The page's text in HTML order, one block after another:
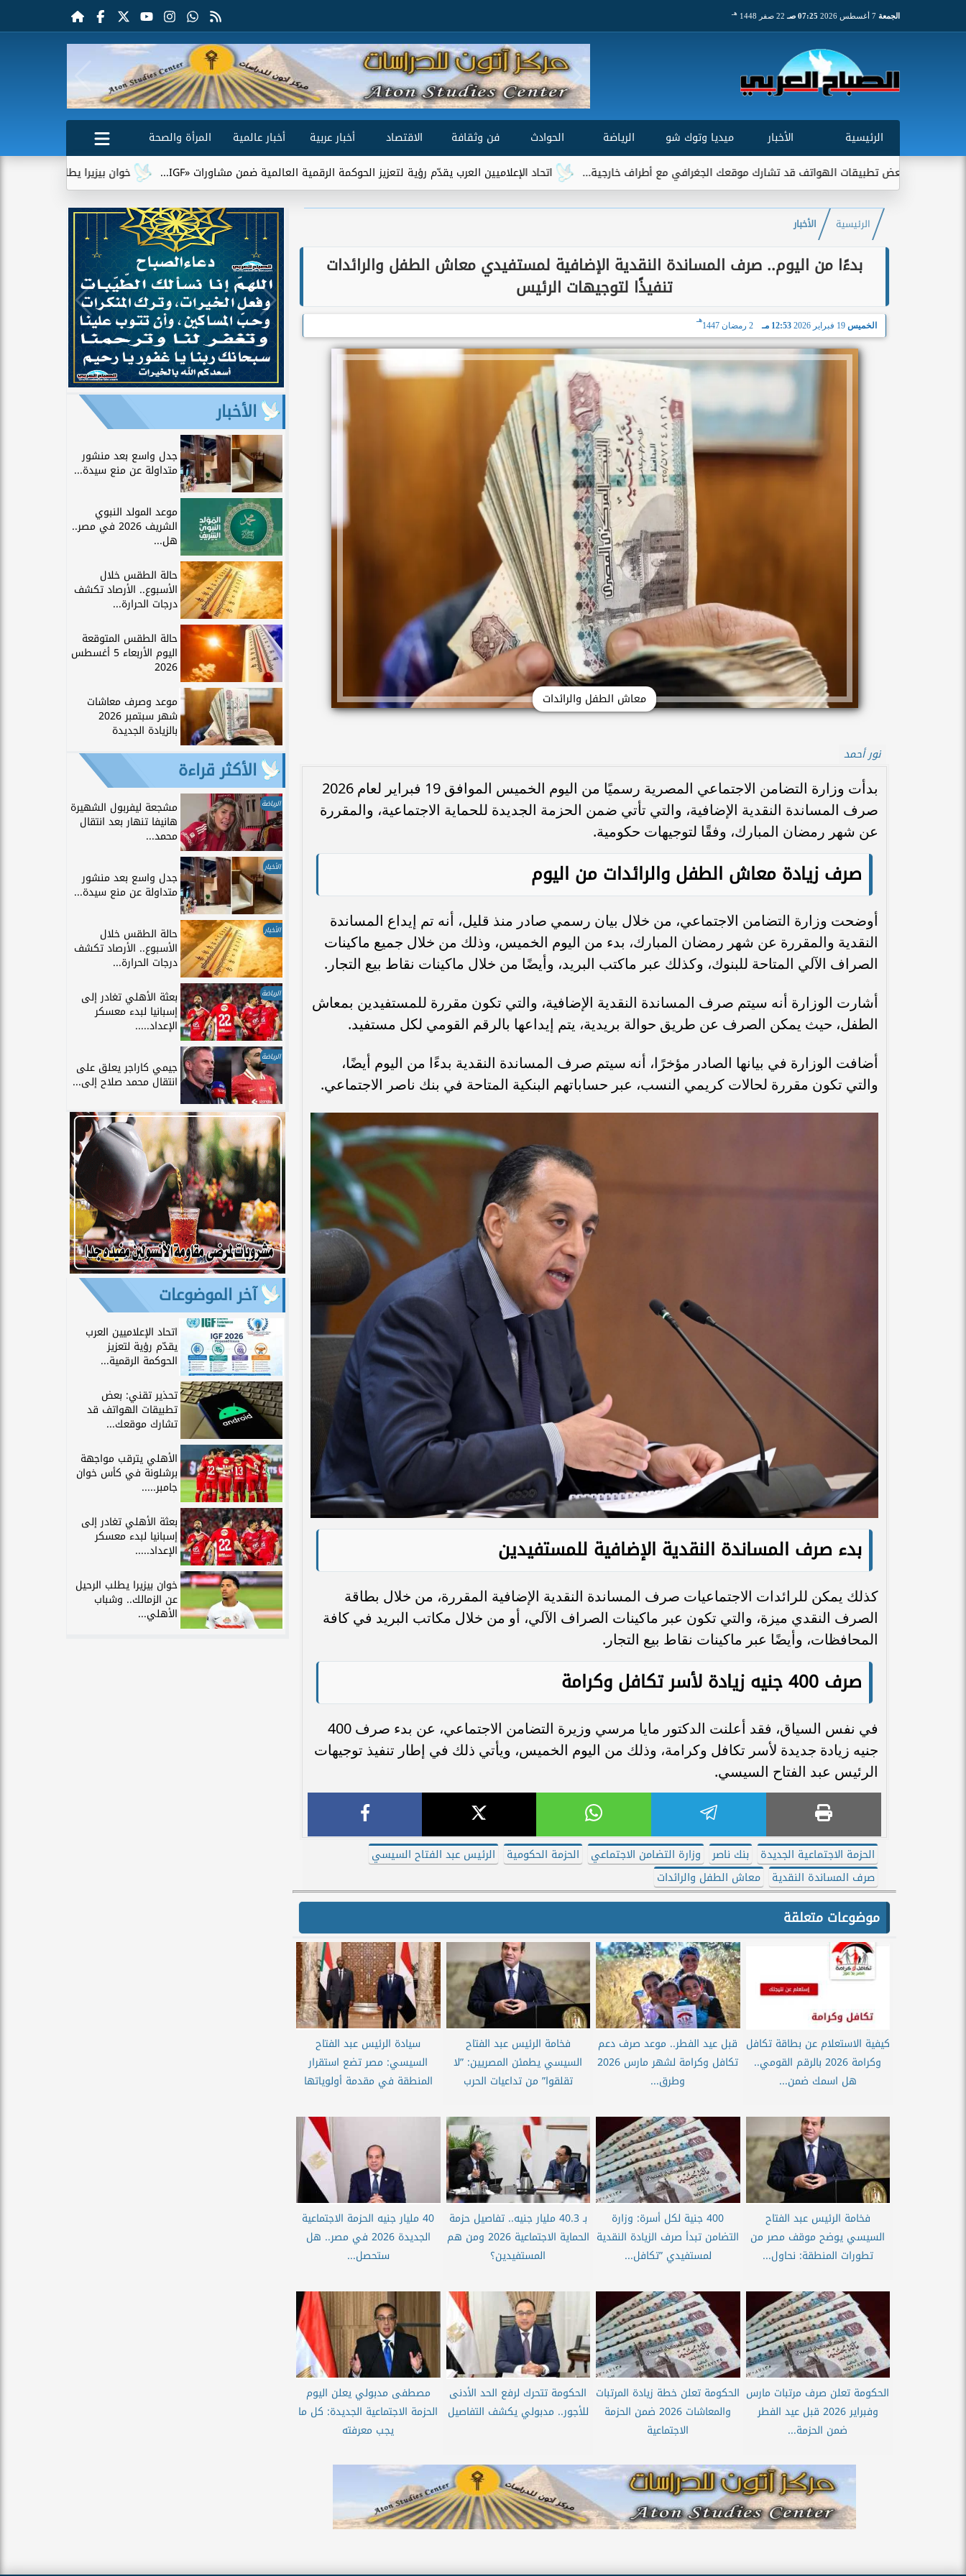
الجمعة 07:25 صـ 22 صفر 1448 هـ
الرئيسية الأخبار ميديا وتوك شو الرياضة الحوادث فن وثقافة الاقتصاد أخبار عربية أخبار عالمية
المرأة والصحة
خوان بيزيرا يطلب الرحيل عن الزمالك..
اتحاد الإعلاميين العرب يقدّم رؤية لتعزيز الحوكمة الرقمية العالمية ضمن مشاورات «IGF... تطبيقات الهواتف قد تشارك موقعك الجغرافي مع أطراف خارجية...
الرئيسية الأخبار
بدءًا من اليوم.. صرف المساندة النقدية الإضافية لمستفيدي معاش الطفل والرائدات
تنفيذًا لتوجيهات الرئيس
الخميس 19 فبراير 2026 12:53 مـ 2 رمضان 1447
هـ
معاش الطفل والرائدات
نور أحمد
بدأت وزارة التضامن الاجتماعي المصرية رسميًا من اليوم الخميس الموافق 19 فبراير لعام 2026
صرف المساندة النقدية الإضافية، والتي تأتي ضمن الحزمة الجديدة للحماية الاجتماعية، والمقررة
عن شهر رمضان المبارك، وفقًا لتوجيهات حكومية.
صرف زيادة معاش الطفل والرائدات من اليوم
أوضحت وزارة التضامن الاجتماعي، من خلال بيان رسمي صادر منذ قليل، أنه تم إيداع المساندة
النقدية والمقررة عن شهر رمضان المبارك، بدء من اليوم الخميس، وذلك من خلال جميع ماكينات
الصراف الآلي المتاحة للبنوك، وكذلك عبر ماكتب البريد، وأيضًا من خلال ماكينات نقاط بيع التجار.
أشارت الوزارة أنه سيتم صرف المساندة النقدية الإضافية، والتي تكون مقررة للمستفيدين بمعاش
الطفل، حيث يمكن الصرف عن طريق حوالة بريدية، يتم إيداعها بالرقم القومي لكل مستفيد.
أضافت الوزارة في بيانها الصادر مؤخرًا، أنه سيتم صرف المساندة النقدية بدءًا من اليوم أيضًا،
والتي تكون مقررة لحالات كريمي النسب، عبر حساباتهم البنكية المتاحة في بنك ناصر الاجتماعي.
بدء صرف المساندة النقدية الإضافية للمستفيدين
كذلك يمكن للرائدات الاجتماعيات صرف المساندة النقدية الإضافية المقررة، من خلال بطاقة
الصرف النقدي ميزة، والتي تكون عبر ماكينات الصراف الآلي، أو من خلال مكاتب البريد في كافة
المحافظات، وأيضًا عبر ماكينات نقاط بيع التجار.
صرف 400 جنيه زيادة لأسر تكافل وكرامة
في نفس السياق، فقد أعلنت الدكتور مايا مرسي وزيرة التضامن الاجتماعي، عن بدء صرف 400
جنيه زيادة جديدة لأسر تكافل وكرامة، وذلك من اليوم الخميس، ويأتي ذلك في إطار تنفيذ توجيهات
الرئيس عبد الفتاح السيسي.
الحزمة الاجتماعية الجديدة بنك ناصر وزارة التضامن الاجتماعي الحزمة الحكومية
الرئيس عبد الفتاح السيسي
صرف المساندة النقدية
معاش الطفل والرائدات
موضوعات متعلقة
كيفية الاستعلام عن بطاقة تكافل
وكرامة 2026 بالرقم القومي..
هل اسمك ضمن...
قبل عيد الفطر.. موعد صرف دعم
تكافل وكرامة لشهر مارس 2026
وطرق...
فخامة الرئيس عبد الفتاح
السيسي يطمئن المصريين: ”لا
تقلقوا” من تداعيات الحرب
سيادة الرئيس عبد الفتاح
السيسي: مصر تضع استقرار
المنطقة في مقدمة أولوياتها
فخامة الرئيس عبد الفتاح
السيسي يوضح موقف مصر من
تطورات المنطقة: نحاول...
400 جنية لكل أسرة: وزارة
التضامن تبدأ صرف الزيادة النقدية
لمستفيدي ”تكافل...
بـ 40.3 مليار جنيه.. تفاصيل حزمة
الحماية الاجتماعية 2026 ومن هم
المستفيدين؟
40 مليار جنيه الحزمة الاجتماعية
الجديدة 2026 في مصر.. هل
ستحصل...
الحكومة تعلن صرف مرتبات مارس
وفبراير 2026 قبل عيد الفطر
ضمن الحزمة...
الحكومة تعلن خطة زيادة المرتبات
والمعاشات 2026 ضمن الحزمة
الاجتماعية
الحكومة تتحرك لرفع الحد الأدنى
للأجور.. مدبولي يكشف التفاصيل
مصطفى مدبولي يعلن اليوم
الحزمة الاجتماعية الجديدة: كل ما
يجب معرفته
الأخبار
جدل واسع بعد منشور
متداولة عن منع سيدة...
موعد المولد النبوي
الشريف 2026 في مصر..
هل...
حالة الطقس خلال
الأسبوع.. الأرصاد تكشف
درجات الحرارة...
حالة الطقس المتوقعة
اليوم الأربعاء 5 أغسطس
2026
موعد وصرف معاشات
شهر سبتمبر 2026
بالزيادة الجديدة
الأكثر قراءة
الرياضة مشجعة ليفربول الشهيرة
هانيفا تنهار بعد انتقال
محمد...
الأخبار
جدل واسع بعد منشور
متداولة عن منع سيدة...
الأخبار حالة الطقس خلال
الأسبوع.. الأرصاد تكشف
درجات الحرارة...
الرياضة بعثة الأهلي تغادر إلى
إسبانيا لبدء معسكر
الإعداد.....
الرياضة
جيمي كاراجر يعلق على
انتقال محمد صلاح إلى...
آخر الموضوعات
اتحاد الإعلاميين العرب
يقدّم رؤية لتعزيز
الحوكمة الرقمية...
تحذير تقني: بعض
تطبيقات الهواتف قد
تشارك موقعك...
الأهلي يترقب مواجهة
برشلونة في كأس خوان
جامبر.....
بعثة الأهلي تغادر إلى
إسبانيا لبدء معسكر
الإعداد.....
خوان بيزيرا يطلب الرحيل
عن الزمالك.. وشباب
الأهلي...